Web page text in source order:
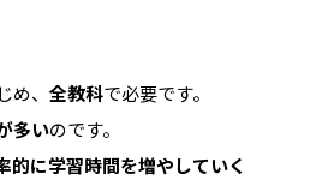
、 全教科で必要です。
多いのです。
的に学習時間を増やしていく